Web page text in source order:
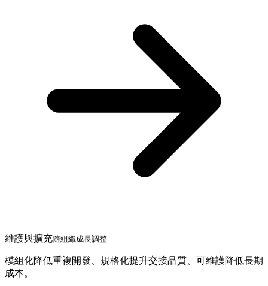
維護與擴充隨組織成長調整
模組化降低重複開發、規格化提升交接品質、可維護降低長期
成本。